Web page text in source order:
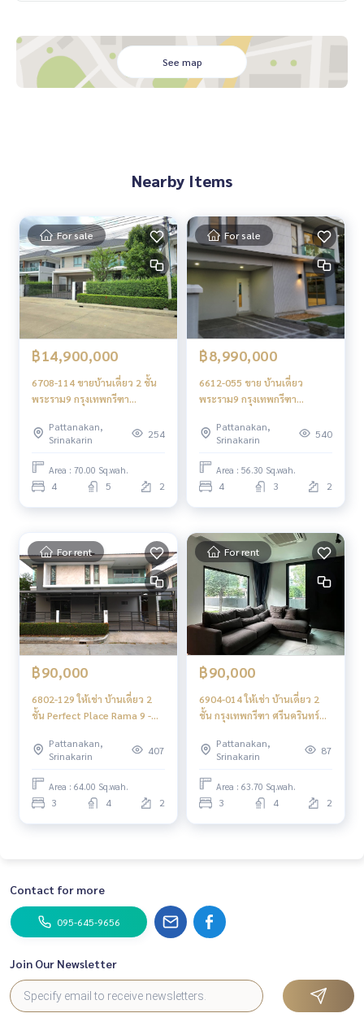
See map
Nearby Items
For sale
฿14,900,000
6708-114 ขายบ้านเดี่ยว 2 ชั้น
พระราม9 กรุงเทพกรีฑา
กรุงเทพกรีฑา
Pattanakan,
Srinakarin
254
Area : 70.00 Sq.wah.
4 5 2
For sale
฿8,990,000
6612-055 ขาย บ้านเดี่ยว
พระราม9 กรุงเทพกรีฑา
Krungthep Kreetha 4ห้องนอน
Pattanakan,
Srinakarin
540
Area : 56.30 Sq.wah.
4 3 2
For rent
฿90,000
6802-129 ให้เช่า บ้านเดี่ยว 2
ชั้น Perfect Place Rama 9 -
นอนPattanakan,
Srinakarin
407
Area : 64.00 Sq.wah.
3 4 2
For rent
฿90,000
6904-014 ให้เช่า บ้านเดี่ยว 2
ชั้น กรุงเทพกรีฑา ศรีนครินทร์
กรุงเทพกรีฑา
Pattanakan,
Srinakarin
87
Area : 63.70 Sq.wah.
3 4 2
Contact for more
095-645-9656
Join Our Newsletter